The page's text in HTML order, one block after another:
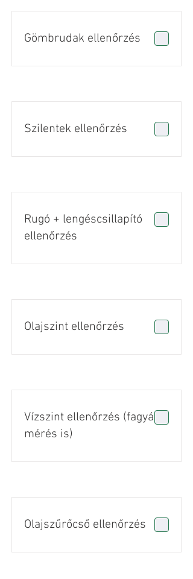
Gömbrudak ellenőrzés
Szilentek ellenőrzés
Rugó + lengéscsillapító
ellenőrzés
Olajszint ellenőrzés
Vízszint ellenőrzés (fagyálló
mérés is)
Olajszűrőcső ellenőrzés